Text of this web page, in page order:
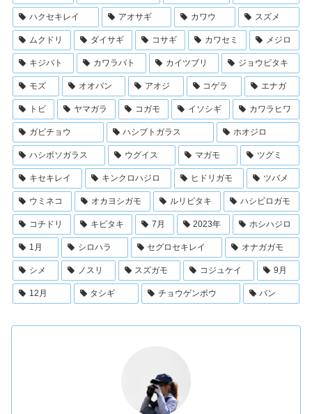
ハクセキレイ アオサギ カワウ スズメ
ムクドリ ダイサギ コサギ カワセミ メジロ
キジバト カワラバト カイツブリ ジョウビタキ
モズ オオバン アオジ コゲラ エナガ
トビ ヤマガラ コガモ イソシギ カワラヒワ
ガビチョウ ハシブトガラス ホオジロ
ハシボソガラス ウグイス マガモ ツグミ
キセキレイ キンクロハジロ ヒドリガモ ツバメ
ウミネコ オカヨシガモ ルリビタキ ハシビロガモ
コチドリ キビタキ 7月 2023年 ホシハジロ
1月 シロハラ セグロセキレイ オナガガモ
シメ ノスリ スズガモ コジュケイ 9月
12月 タシギ チョウゲンボウ バン